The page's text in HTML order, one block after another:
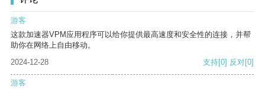
游客
这款加速器VPM应用程序可以给你提供最高速度和安全性的连接，并帮
助你在网络上自由移动。
2024-12-28
支持[0] 反对[0]
游客